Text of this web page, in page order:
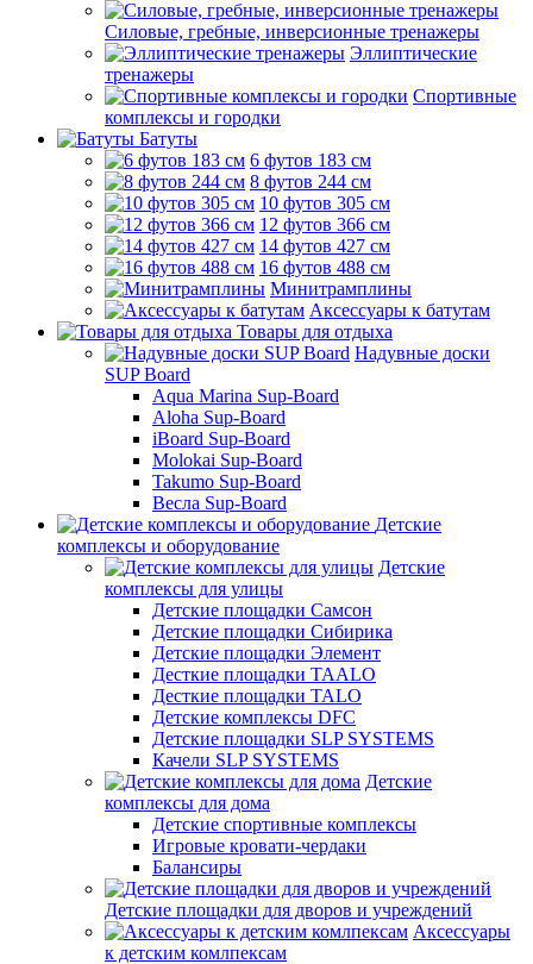
Силовые, гребные, инверсионные тренажеры
Эллиптические
тренажеры
Спортивные
комплексы и городки
Батуты
6 футов 183 см
8 футов 244 см
10 футов 305 см
12 футов 366 см
14 футов 427 см
16 футов 488 см
Минитрамплины
Аксессуары к батутам
Товары для отдыха
Надувные доски
SUP Board
Aqua Marina Sup-Board
Aloha Sup-Board
iBoard Sup-Board
Molokai Sup-Board
Takumo Sup-Board
Весла Sup-Board
Детские
комплексы и оборудование
Детские
комплексы для улицы
Детские площадки Самсон
Детские площадки Сибирика
Детские площадки Элемент
Десткие площадки TAALO
Десткие площадки TALO
Детские комплексы DFC
Детские площадки SLP SYSTEMS
Качели SLP SYSTEMS
Детские
комплексы для дома
Детские спортивные комплексы
Игровые кровати-чердаки
Балансиры
Детские площадки для дворов и учреждений
Аксессуары
к детским комлпексам